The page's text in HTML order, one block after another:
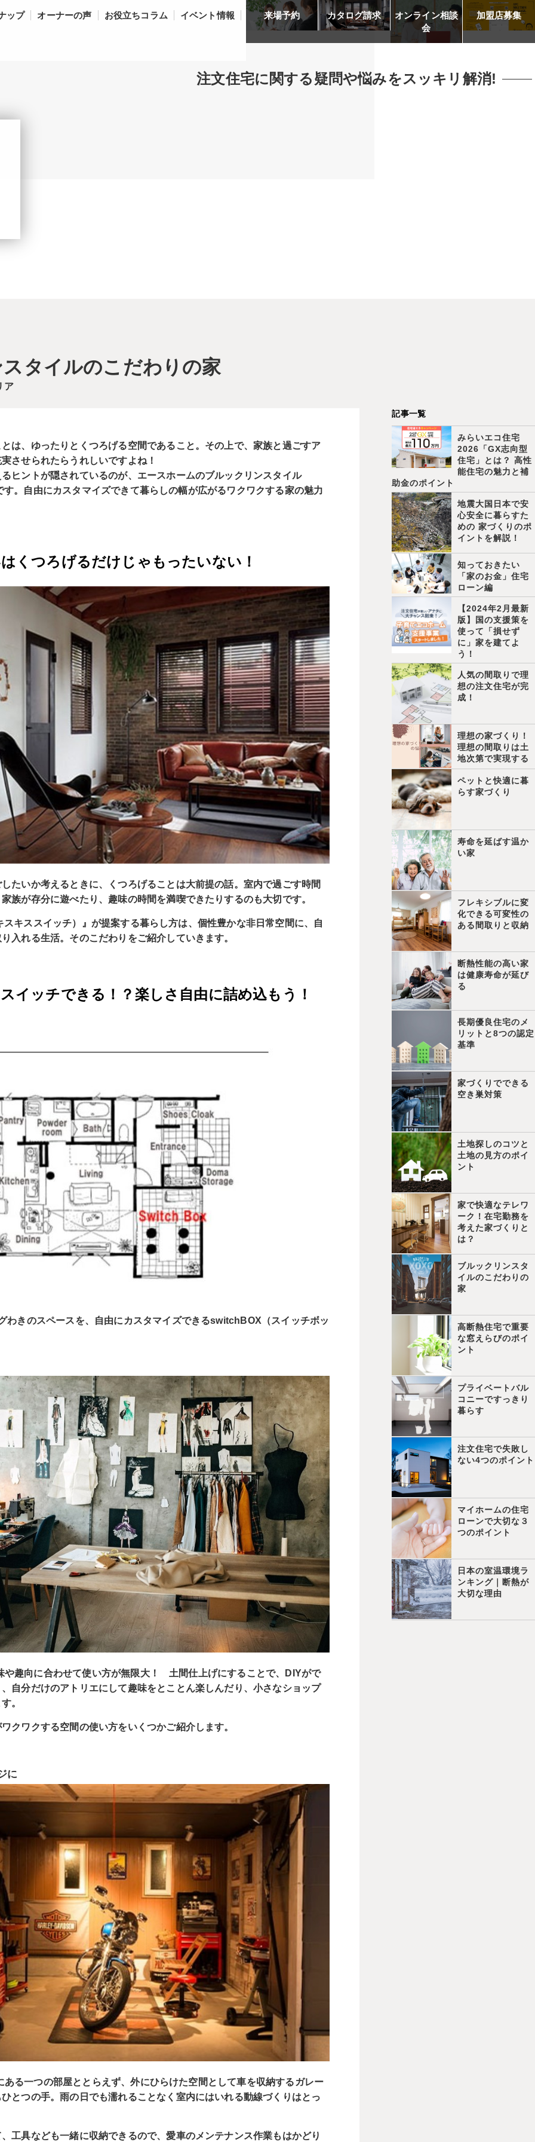
ップ オーナーの声 お役立ちコラム イベント情報 来場予約 カタログ請求
オンライン相談
会
加盟店募集
注文住宅に関する疑問や悩みをスッキリ解消!
タイルのこだわりの家
ア
は、ゆったりとくつろげる空間であること。その上で、家族と過ごすア
させられたらうれしいですよね！
ヒントが隠されているのが、エースホームのブルックリンスタイル
。自由にカスタマイズできて暮らしの幅が広がるワクワクする家の魅力
くつろげるだけじゃもったいない！
たいか考えるときに、くつろげることは大前提の話。室内で過ごす時間
族が存分に遊べたり、趣味の時間を満喫できたりするのも大切です。
キススイッチ）』が提案する暮らし方は、個性豊かな非日常空間に、自
入れる生活。そのこだわりをご紹介していきます。
イッチできる！？楽しさ自由に詰め込もう！
わきのスペースを、自由にカスタマイズできるswitchBOX（スイッチボッ
趣向に合わせて使い方が無限大！ 土間仕上げにすることで、DIYがで
自分だけのアトリエにして趣味をとことん楽しんだり、小さなショップ
。
クワクする空間の使い方をいくつかご紹介します。
に
る一つの部屋ととらえず、外にひらけた空間として車を収納するガレー
とつの手。雨の日でも濡れることなく室内にはいれる動線づくりはとっ
工具なども一緒に収納できるので、愛車のメンテナンス作業もはかどり
記事一覧
みらいエコ住宅
2026「GX志向型
住宅」とは？ 高性
能住宅の魅力と補
助金のポイント
地震大国日本で安
心安全に暮らすた
めの 家づくりのポ
イントを解説！
知っておきたい
「家のお金」住宅
ローン編
【2024年2月最新
版】国の支援策を
使って「損せず
に」家を建てよ
う！
人気の間取りで理
想の注文住宅が完
成！
理想の家づくり！
理想の間取りは土
地次第で実現する
ペットと快適に暮
らす家づくり
寿命を延ばす温か
い家
フレキシブルに変
化できる可変性の
ある間取りと収納
断熱性能の高い家
は健康寿命が延び
る
長期優良住宅のメ
リットと8つの認定
基準
家づくりでできる
空き巣対策
土地探しのコツと
土地の見方のポイ
ント
家で快適なテレワ
ーク！在宅勤務を
考えた家づくりと
は？
ブルックリンスタ
イルのこだわりの
家
高断熱住宅で重要
な窓えらびのポイ
ント
プライベートバル
コニーですっきり
暮らす
注文住宅で失敗し
ない4つのポイント
マイホームの住宅
ローンで大切な３
つのポイント
日本の室温環境ラ
ンキング｜断熱が
大切な理由